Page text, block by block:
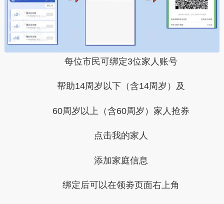
每位市民可绑定3位家人 账号
帮助14周岁以下（含14周岁） 及
60周岁以上（含60周岁） 家人抢券
点击我的家人
添加家庭信息
绑定后可以在领劵页面右上角